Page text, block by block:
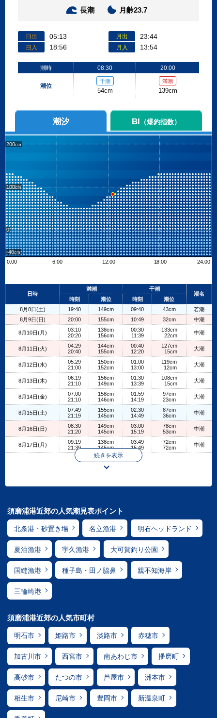
長潮 月齢23.7
日出 05:13
日入 18:56
月出 23:44
月入 13:54
潮時
潮位
08:30
干潮
54cm
20:00
満潮
139cm
潮汐 BI （爆釣指数）
200
100
0
-40
0:00
6:00 12:00 18:00 24:00
+
日時
満潮
干潮
潮名
時刻
潮位 時刻
潮位
8月8日(土)
19:40 149cm 09:40 43cm
若潮
8月9日(日)
20:00 155cm 10:49 32cm 中潮
8月10日(月)
03:10
20:20
138cm
156cm
00:30
11:39
133cm
22cm
中潮
8月11日(火)
04:29
20:40
144cm
155cm
00:40
12:20
127cm
15cm
大潮
8月12日(水)
05:29
21:00
150cm
152cm
01:00
13:00
119cm
12cm
大潮
8月13日(木)
06:19
21:10
156cm
149cm
01:30
13:39
108cm
15cm
大潮
8月14日(金)
07:00
21:10
158cm
146cm
01:59
14:19
97cm
23cm
大潮
8月15日(土)
07:49
21:19
155cm
145cm
02:30
14:49
87cm
36cm
中潮
8月16日(日)
08:30
21:20
149cm
145cm
03:00
15:19
78cm
53cm
中潮
8月17日(月)
09:19
21:39
138cm
145cm
03:49
15:49
72cm
72cm
中潮
続きを表示
須磨浦港近郊の人気潮見表ポイント
北条港・砂置き場 名立漁港 明石ヘッドランド
夏泊漁港 宇久漁港 大可賀釣り公園
国縫漁港 種子島・田ノ脇鼻 親不知海岸
三輪崎港
須磨浦港近郊の人気市町村
明石市 姫路市 淡路市 赤穂市
加古川市 西宮市 南あわじ市 播磨町
高砂市 たつの市 芦屋市 洲本市
相生市 尼崎市 豊岡市 新温泉町